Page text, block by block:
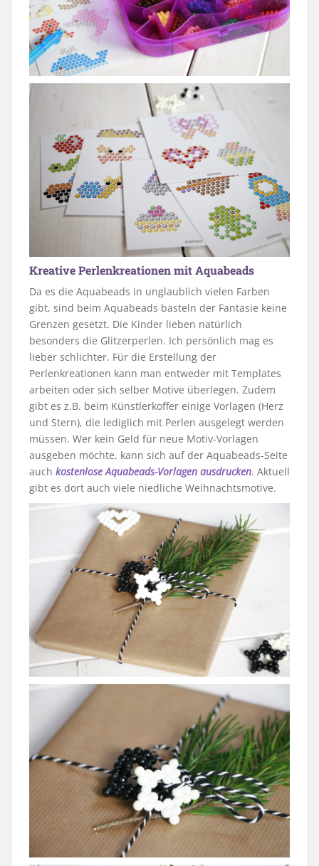
Kreative Perlenkreationen mit Aquabeads
Da es die Aquabeads in unglaublich vielen Farben
gibt, sind beim Aquabeads basteln der Fantasie keine
Grenzen gesetzt. Die Kinder lieben natürlich
besonders die Glitzerperlen. Ich persönlich mag es
lieber schlichter. Für die Erstellung der
Perlenkreationen kann man entweder mit Templates
arbeiten oder sich selber Motive überlegen. Zudem
gibt es z.B. beim Künstlerkoffer einige Vorlagen (Herz
und Stern), die lediglich mit Perlen ausgelegt werden
müssen. Wer kein Geld für neue Motiv-Vorlagen
ausgeben möchte, kann sich auf der Aquabeads-Seite
auch kostenlose Aquabeads-Vorlagen ausdrucken. Aktuell
gibt es dort auch viele niedliche Weihnachtsmotive.